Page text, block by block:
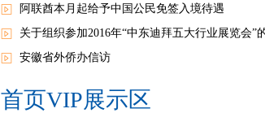
阿联酋本月起给予中国公民免签入境待遇
关于组织参加2016年“中东迪拜五大行业展览会”
安徽省外侨办信访
首页VIP展示区